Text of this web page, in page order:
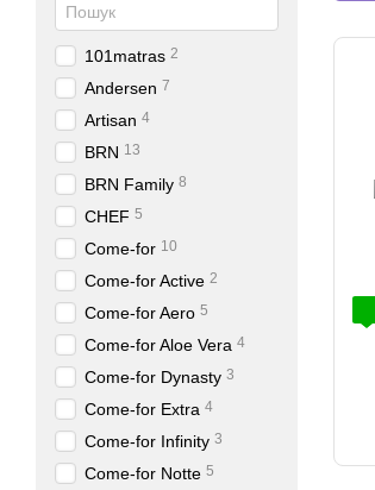
101matras 2
Andersen 7
Artisan 4
BRN 13
BRN Family 8
CHEF 5
Come-for 10
Come-for Active 2
Come-for Aero 5
Come-for Aloe Vera 4
Come-for Dynasty 3
Come-for Extra 4
Come-for Infinity 3
Come-for Notte 5